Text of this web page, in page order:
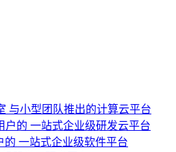
与小型团队推出的计算云平台
户的 一站式企业级研发云平台
的 一站式企业级软件平台